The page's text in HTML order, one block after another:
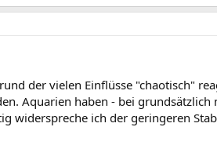
der vielen Einflüsse "chaotisch"
Aquarien haben - bei
widerspreche ich der geringeren